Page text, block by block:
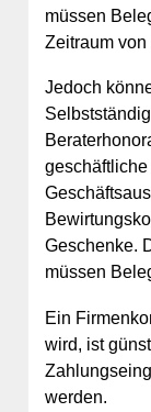
müssen
Zeitraum
Jedoch
Geschenke.
müssen
Ein
wird, ist
werden.